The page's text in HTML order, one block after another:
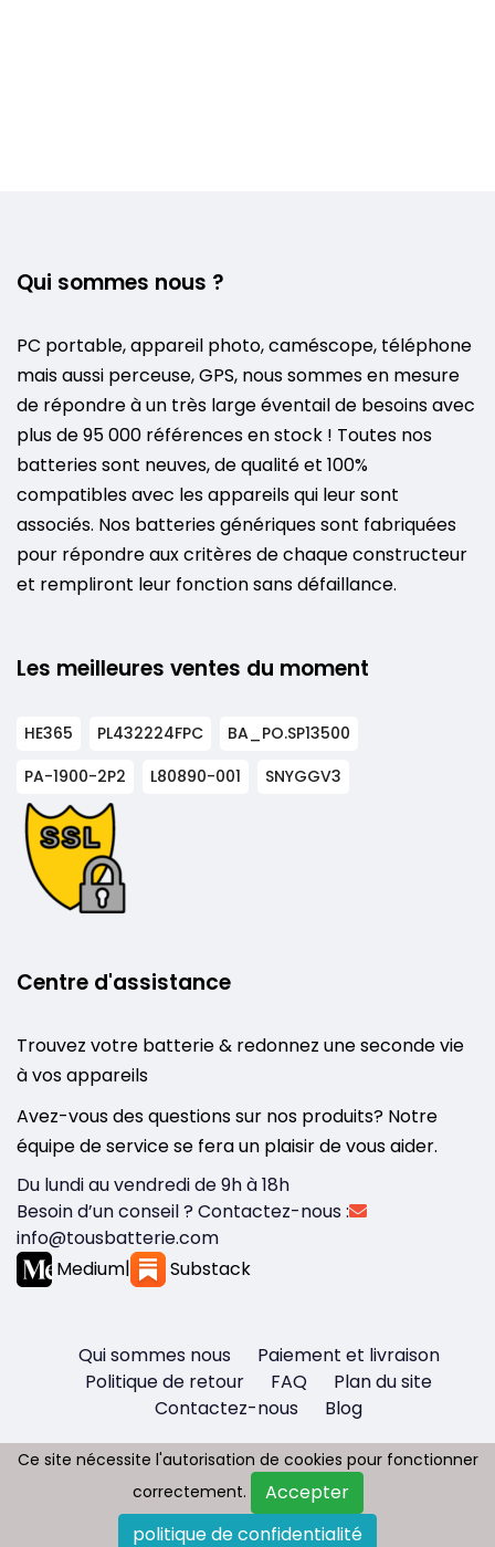
Qui sommes nous ?
PC portable, appareil photo, caméscope, téléphone
mais aussi perceuse, GPS, nous sommes en mesure
de répondre à un très large éventail de besoins avec
plus de 95 000 références en stock ! Toutes nos
batteries sont neuves, de qualité et 100%
compatibles avec les appareils qui leur sont
associés. Nos batteries génériques sont fabriquées
pour répondre aux critères de chaque constructeur
et rempliront leur fonction sans défaillance.
Les meilleures ventes du moment
HE365 PL432224FPC
BA_PO.SP13500
PA-1900-2P2
L80890-001 SNYGGV3
Centre d'assistance
Trouvez votre batterie & redonnez une seconde vie
à vos appareils
Avez-vous des questions sur nos produits? Notre
équipe de service se fera un plaisir de vous aider.
Du lundi au vendredi de 9h à 18h
Besoin d’un conseil ? Contactez-nous :
info@tousbatterie.com
Medium| Substack
Qui sommes nous
Paiement et livraison
Politique de retour
FAQ
Plan du site
Contactez-nous
Blog
Copyright © 2026 - Tous droit réservés
Tousbatterie.com
Ce site nécessite l'autorisation de cookies pour fonctionner
correctement.
Accepter
politique de confidentialité
Ce site nécessite l'autorisation de cookies pour fonctionner
correctement.
Accepter
politique de confidentialité